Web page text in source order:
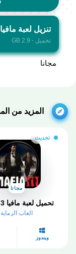
تنزيل لعبة مافيا 2 للكمبيوتر - Zip
تحميل - 2.9 GB
مجانا
المزيد من
تحديث
مجانا
تحميل لعبة مافيا 3 Mafia
العاب الرماية
ويندوز